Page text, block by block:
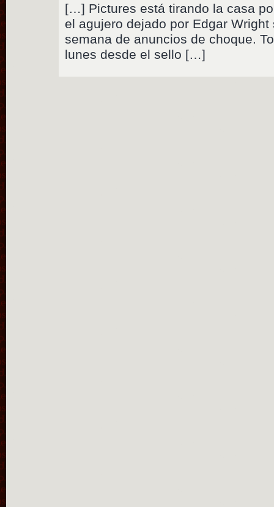
[…] Pictures está tirando la casa
el agujero dejado por Edgar
semana de anuncios de choque.
lunes desde el sello […]